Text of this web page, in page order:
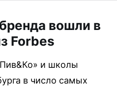
вошли в
Forbes
и школы
в число самых